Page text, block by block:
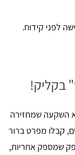
לפני קידוח.
בקליק!
השקעה שמחזירה
קבלו מפרט ברור
שמספק אחריות,